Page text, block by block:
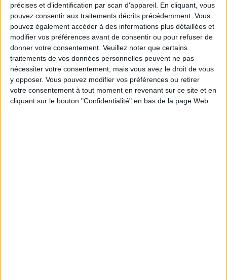
précises et d’identification par scan d'appareil. En cliquant, vous
pouvez consentir aux traitements décrits précédemment. Vous
pouvez également accéder à des informations plus détaillées et
modifier vos préférences avant de consentir ou pour refuser de
donner votre consentement. Veuillez noter que certains
traitements de vos données personnelles peuvent ne pas
nécessiter votre consentement, mais vous avez le droit de vous
y opposer. Vous pouvez modifier vos préférences ou retirer
votre consentement à tout moment en revenant sur ce site et en
cliquant sur le bouton "Confidentialité" en bas de la page Web.
Moins de
5 kilos
De 5 à 10
kilos
Plus de
10 kilos
Webinaires en direct Voir tout
Chaque semaine, posez vos questions en live
en participant à des vidéo-conférences avec
Jean-Michel et les diététiciennes du